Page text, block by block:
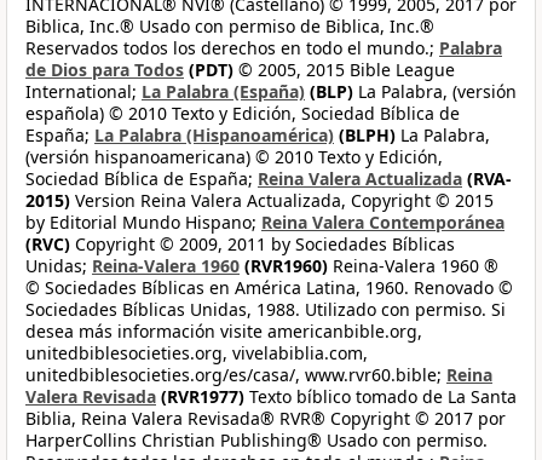
Biblica, Inc.® Usado con permiso de Biblica, Inc.®
Reservados todos los derechos en todo el mundo.; Palabra
de Dios para Todos (PDT) © 2005, 2015 Bible League
International; La Palabra (España) (BLP) La Palabra, (versión
española) © 2010 Texto y Edición, Sociedad Bíblica de
España; La Palabra (Hispanoamérica) (BLPH) La Palabra,
(versión hispanoamericana) © 2010 Texto y Edición,
Sociedad Bíblica de España; Reina Valera Actualizada (RVA-
2015) Version Reina Valera Actualizada, Copyright © 2015
by Editorial Mundo Hispano; Reina Valera Contemporánea
(RVC) Copyright © 2009, 2011 by Sociedades Bíblicas
Unidas; Reina-Valera 1960 (RVR1960) Reina-Valera 1960 ®
© Sociedades Bíblicas en América Latina, 1960. Renovado ©
Sociedades Bíblicas Unidas, 1988. Utilizado con permiso. Si
desea más información visite americanbible.org,
unitedbiblesocieties.org, vivelabiblia.com,
unitedbiblesocieties.org/es/casa/, www.rvr60.bible; Reina
Valera Revisada (RVR1977) Texto bíblico tomado de La Santa
Biblia, Reina Valera Revisada® RVR® Copyright © 2017 por
HarperCollins Christian Publishing® Usado con permiso.